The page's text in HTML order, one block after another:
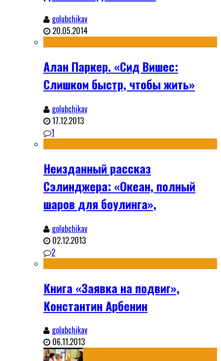
golubchikav
20.05.2014
Алан Паркер. «Сид Вишес:
Слишком быстр, чтобы жить»
golubchikav
17.12.2013
1
Неизданный рассказ
Сэлинджера: «Океан, полный
шаров для боулинга»,
golubchikav
02.12.2013
2
Книга «Заявка на подвиг»,
Константин Арбенин
golubchikav
06.11.2013